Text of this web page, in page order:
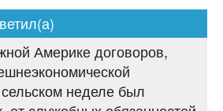
Америке договоров,
неделе был